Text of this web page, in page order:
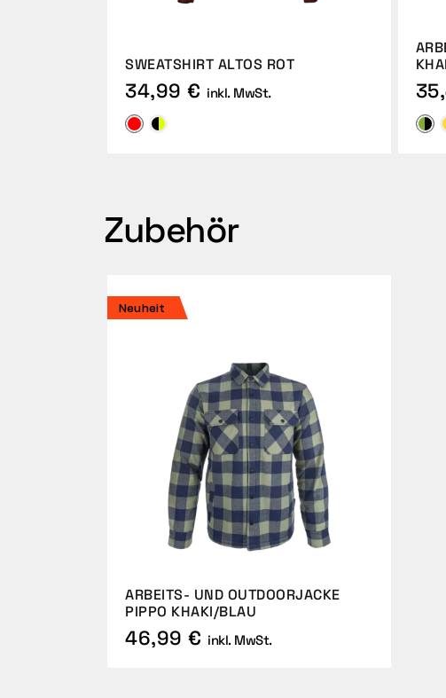
SWEATSHIRT ALTOS ROT
34,99 € inkl. MwSt.
Zubehör
Neuheit
ARBEITS- UND OUTDOORJACKE
PIPPO KHAKI/BLAU
46,99 € inkl. MwSt.